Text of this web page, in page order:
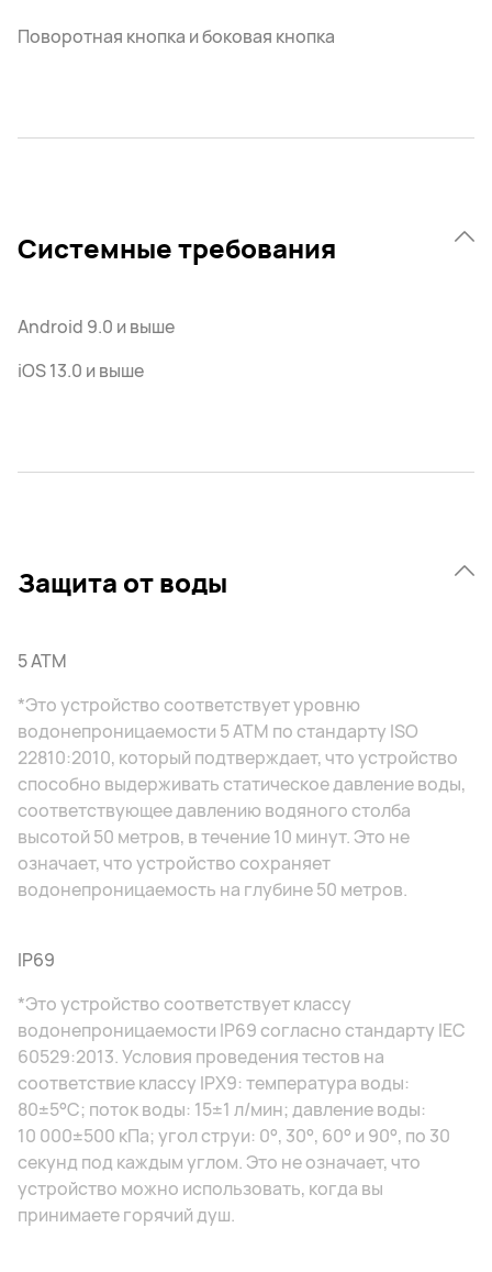
Поворотная кнопка и боковая кнопка
Системные требования
Android 9.0 и выше
iOS 13.0 и выше
Защита от воды
5 ATM
*Это устройство соответствует уровню
водонепроницаемости 5 АТМ по стандарту ISO
22810:2010, который подтверждает, что устройство
способно выдерживать статическое давление воды,
соответствующее давлению водяного столба
высотой 50 метров, в течение 10 минут. Это не
означает, что устройство сохраняет
водонепроницаемость на глубине 50 метров.
IP69
*Это устройство соответствует классу
водонепроницаемости IP69 согласно стандарту IEC
60529:2013. Условия проведения тестов на
соответствие классу IPX9: температура воды:
80±5°C; поток воды: 15±1 л/мин; давление воды:
10 000±500 кПа; угол струи: 0°, 30°, 60° и 90°, по 30
секунд под каждым углом. Это не означает, что
устройство можно использовать, когда вы
принимаете горячий душ.